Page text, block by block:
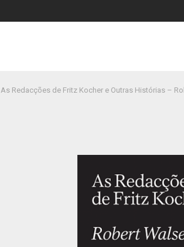
As Redacções de Fritz Kocher e Outras Histórias –